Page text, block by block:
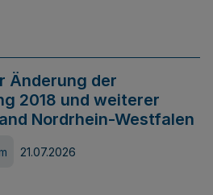
Änderung der
2018 und weiterer
Nordrhein-Westfalen
21.07.2026